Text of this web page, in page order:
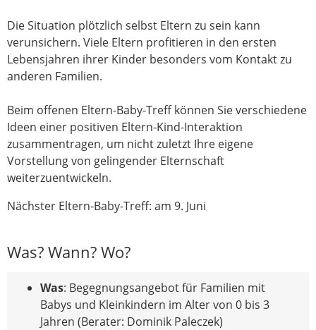
Die Situation plötzlich selbst Eltern zu sein kann
verunsichern. Viele Eltern profitieren in den ersten
Lebensjahren ihrer Kinder besonders vom Kontakt zu
anderen Familien.
Beim offenen Eltern-Baby-Treff können Sie verschiedene
Ideen einer positiven Eltern-Kind-Interaktion
zusammentragen, um nicht zuletzt Ihre eigene
Vorstellung von gelingender Elternschaft
weiterzuentwickeln.
Nächster Eltern-Baby-Treff: am 9. Juni
Was? Wann? Wo?
Was: Begegnungsangebot für Familien mit
Babys und Kleinkindern im Alter von 0 bis 3
Jahren (Berater: Dominik Paleczek)